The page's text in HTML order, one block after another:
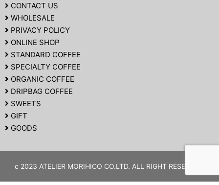
CONTACT US
WHOLESALE
PRIVACY POLICY
ONLINE SHOP
STANDARD COFFEE
SPECIALTY COFFEE
ORGANIC COFFEE
DRIPBAG COFFEE
SWEETS
GIFT
GOODS
c 2023 ATELIER MORIHICO CO.LTD. ALL RIGHT RESERVED.